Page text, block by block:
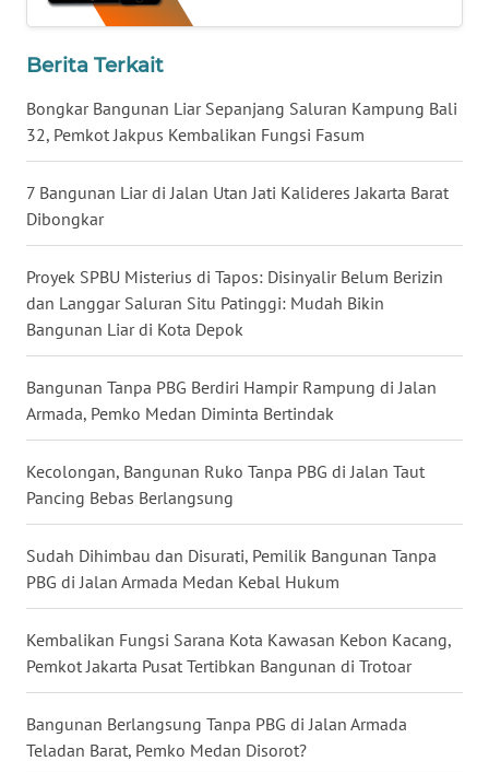
Berita Terkait
Bongkar Bangunan Liar Sepanjang Saluran Kampung Bali
32, Pemkot Jakpus Kembalikan Fungsi Fasum
7 Bangunan Liar di Jalan Utan Jati Kalideres Jakarta Barat
Dibongkar
Proyek SPBU Misterius di Tapos: Disinyalir Belum Berizin
dan Langgar Saluran Situ Patinggi: Mudah Bikin
Bangunan Liar di Kota Depok
Bangunan Tanpa PBG Berdiri Hampir Rampung di Jalan
Armada, Pemko Medan Diminta Bertindak
Kecolongan, Bangunan Ruko Tanpa PBG di Jalan Taut
Pancing Bebas Berlangsung
Sudah Dihimbau dan Disurati, Pemilik Bangunan Tanpa
PBG di Jalan Armada Medan Kebal Hukum
Kembalikan Fungsi Sarana Kota Kawasan Kebon Kacang,
Pemkot Jakarta Pusat Tertibkan Bangunan di Trotoar
Bangunan Berlangsung Tanpa PBG di Jalan Armada
Teladan Barat, Pemko Medan Disorot?
KALTARA
WN
WN
WN
GORONTALO
WN
SULUT
WN
MALUKU
WN
MALUT
WN
DAIRI
DANAU
TOBA